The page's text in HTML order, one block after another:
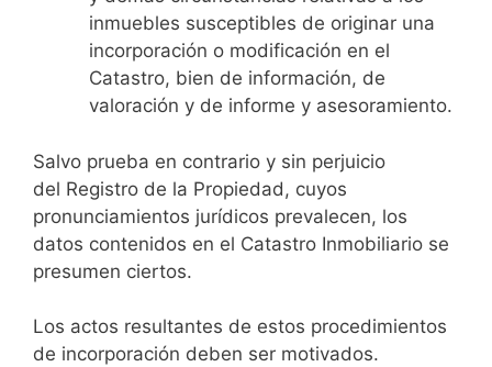
inmuebles susceptibles de originar una
incorporación o modificación en el
Catastro, bien de información, de
valoración y de informe y asesoramiento.
Salvo prueba en contrario y sin perjuicio
del Registro de la Propiedad, cuyos
pronunciamientos jurídicos prevalecen, los
datos contenidos en el Catastro Inmobiliario se
presumen ciertos.
Los actos resultantes de estos procedimientos
de incorporación deben ser motivados.